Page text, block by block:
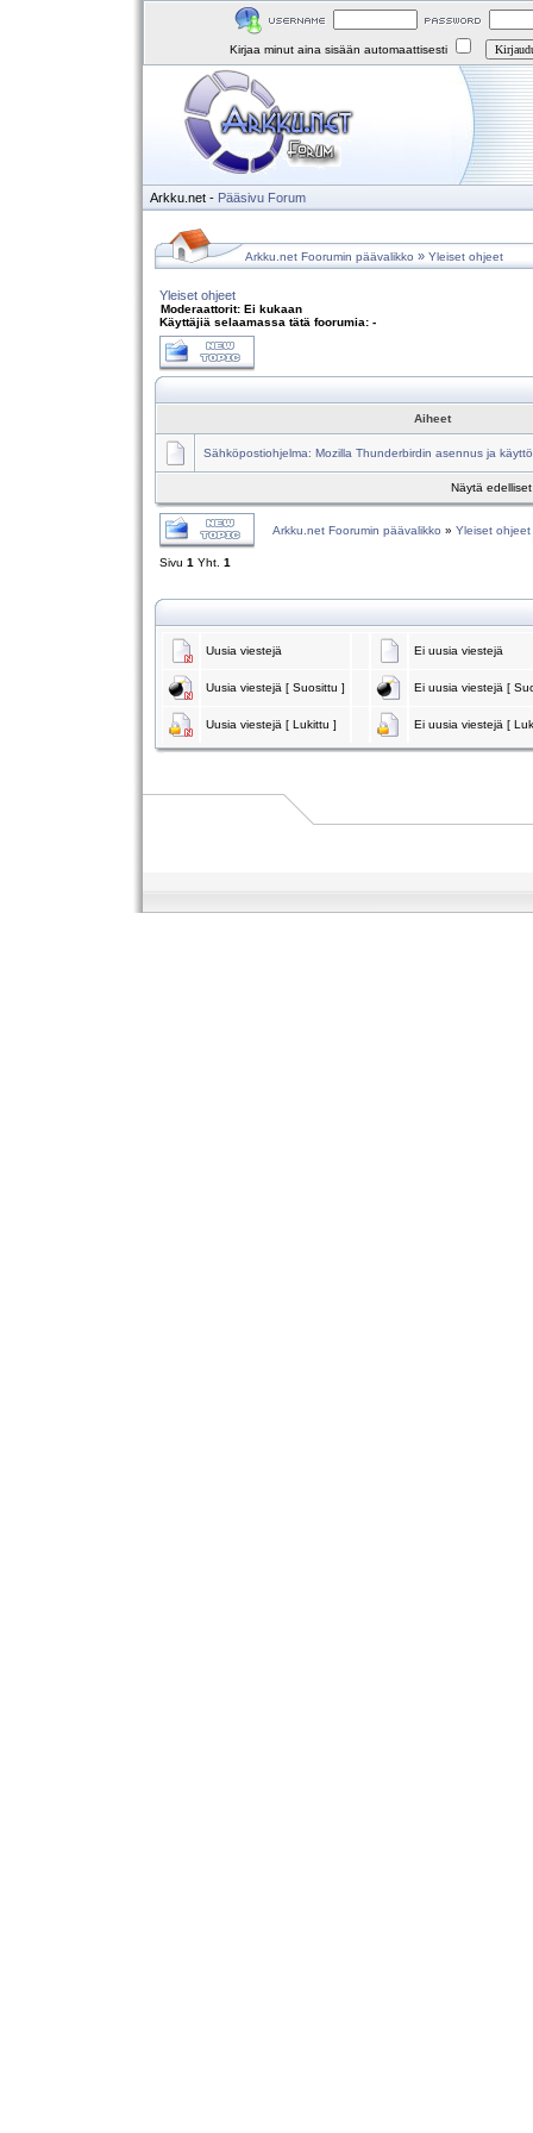
Kirjaa minut aina sisään automaattisesti
Arkku.net - Pääsivu Forum
Arkku.net Foorumin päävalikko » Yleiset ohjeet
Yleiset ohjeet
Moderaattorit: Ei kukaan
Käyttäjiä selaamassa tätä foorumia: -
Aiheet
Sähköpostiohjelma: Mozilla Thunderbirdin asennus ja käyttö
Näytä
Arkku.net Foorumin päävalikko » Yleiset ohjeet
Sivu 1 Yht. 1
Uusia viestejä Ei uusia viestejä
Uusia viestejä [ Suosittu ] Ei uusia viestejä [
Uusia viestejä [ Lukittu ] Ei uusia viestejä [